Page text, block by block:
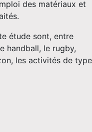
des matériaux et
étude sont, entre
handball, le rugby,
les activités de type